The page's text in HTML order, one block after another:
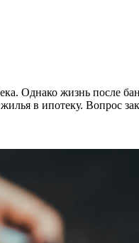
Однако жизнь после
в ипотеку. Вопрос